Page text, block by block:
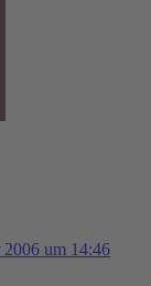
2006 um 14:46